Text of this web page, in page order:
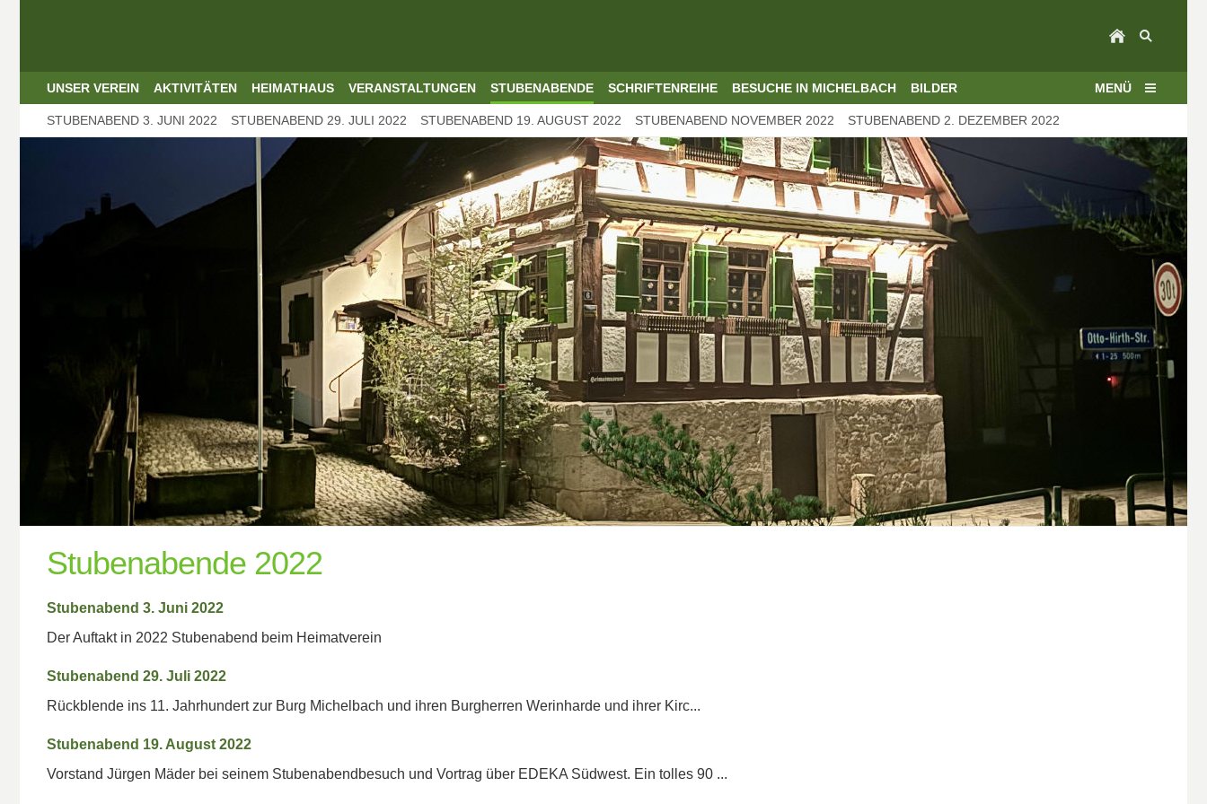
UNSER VEREIN AKTIVITÄTEN HEIMATHAUS VERANSTALTUNGEN STUBENABENDE SCHRIFTENREIHE BESUCHE IN MICHELBACH BILDER MENÜ
STUBENABEND 3. JUNI 2022 STUBENABEND 29. JULI 2022 STUBENABEND 19. AUGUST 2022 STUBENABEND NOVEMBER 2022 STUBENABEND 2. DEZEMBER 2022
Stubenabende 2022
Stubenabend 3. Juni 2022
Der Auftakt in 2022 Stubenabend beim Heimatverein
Stubenabend 29. Juli 2022
Rückblende ins 11. Jahrhundert zur Burg Michelbach und ihren Burgherren Werinharde und ihrer Kirc...
Stubenabend 19. August 2022
Vorstand Jürgen Mäder bei seinem Stubenabendbesuch und Vortrag über EDEKA Südwest. Ein tolles 90 ...